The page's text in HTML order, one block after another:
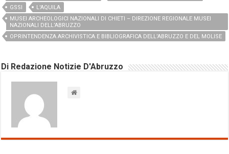
GSSI
L'AQUILA
MUSEI ARCHEOLOGICI NAZIONALI DI CHIETI – DIREZIONE REGIONALE MUSEI
NAZIONALI DELL’ABRUZZO
OPRINTENDENZA ARCHIVISTICA E BIBLIOGRAFICA DELL’ABRUZZO E DEL MOLISE
Di Redazione Notizie D'Abruzzo